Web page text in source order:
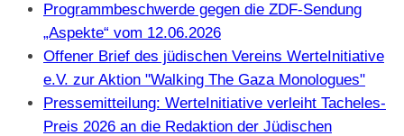
Programmbeschwerde gegen die ZDF-Sendung
„Aspekte“ vom 12.06.2026
Offener Brief des jüdischen Vereins WerteInitiative
e.V. zur Aktion "Walking The Gaza Monologues"
Pressemitteilung: WerteInitiative verleiht Tacheles-
Preis 2026 an die Redaktion der Jüdischen